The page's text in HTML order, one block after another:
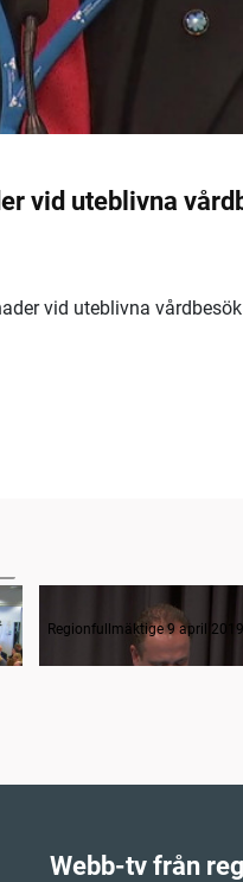
vid uteblivna
vid uteblivna vårdbesök
Frågestund
Regionfullmäktige 9 april 2019
Webb-tv från